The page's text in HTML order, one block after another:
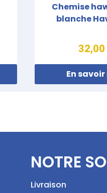
Chemise
blanche
32,00
En
NOTRE
Livraison